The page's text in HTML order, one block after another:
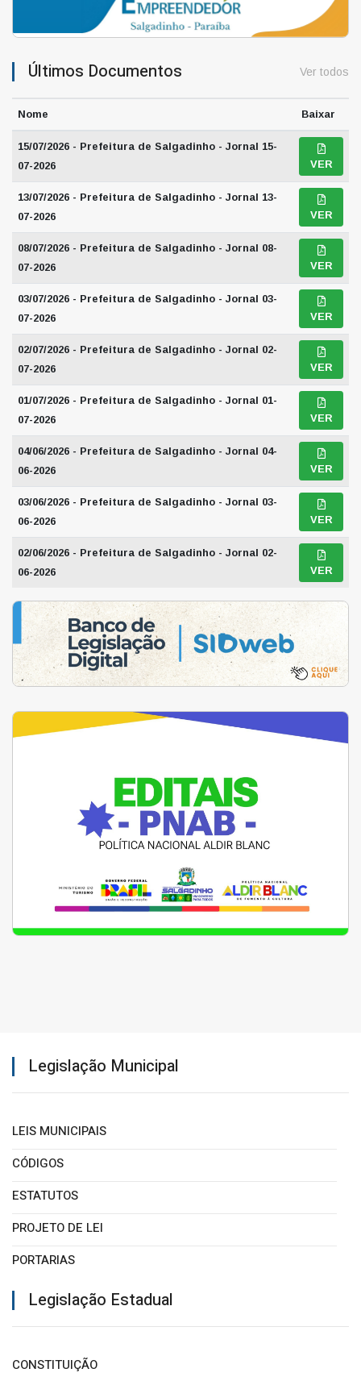
Últimos Documentos Ver todos
Nome Baixar
15/07/2026 - Prefeitura de Salgadinho - Jornal 15-
07-2026
VER
13/07/2026 - Prefeitura de Salgadinho - Jornal 13-
07-2026
VER
08/07/2026 - Prefeitura de Salgadinho - Jornal 08-
07-2026
VER
03/07/2026 - Prefeitura de Salgadinho - Jornal 03-
07-2026
VER
02/07/2026 - Prefeitura de Salgadinho - Jornal 02-
07-2026
VER
01/07/2026 - Prefeitura de Salgadinho - Jornal 01-
07-2026
VER
04/06/2026 - Prefeitura de Salgadinho - Jornal 04-
06-2026
VER
03/06/2026 - Prefeitura de Salgadinho - Jornal 03-
06-2026
VER
02/06/2026 - Prefeitura de Salgadinho - Jornal 02-
06-2026
VER
Legislação Municipal
LEIS MUNICIPAIS
CÓDIGOS
ESTATUTOS
PROJETO DE LEI
PORTARIAS
DECRETOS
Legislação Estadual
CONSTITUIÇÃO